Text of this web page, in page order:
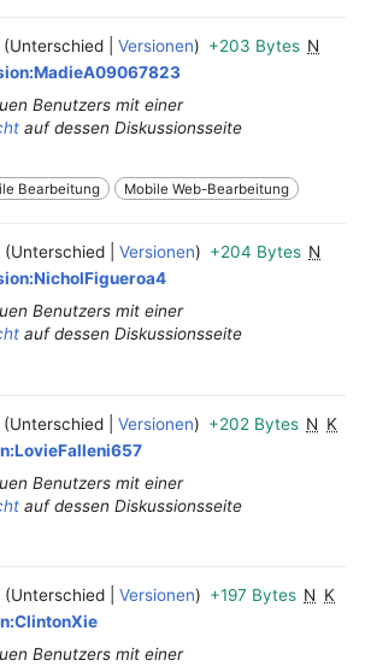
Unterschied Versionen +203 Bytes N
Benutzers mit einer
auf dessen Diskussionsseite
Bearbeitung Mobile Web-Bearbeitung
Unterschied Versionen +204 Bytes N
Benutzers mit einer
auf dessen Diskussionsseite
Unterschied Versionen +202 Bytes N K
Benutzers mit einer
auf dessen Diskussionsseite
Unterschied Versionen +197 Bytes N K
Benutzers mit einer